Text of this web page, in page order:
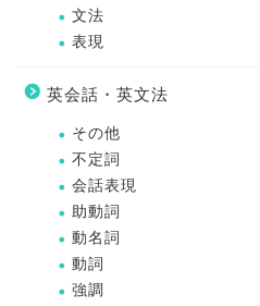
文法
表現
英会話・英文法
その他
不定詞
会話表現
助動詞
動名詞
動詞
強調